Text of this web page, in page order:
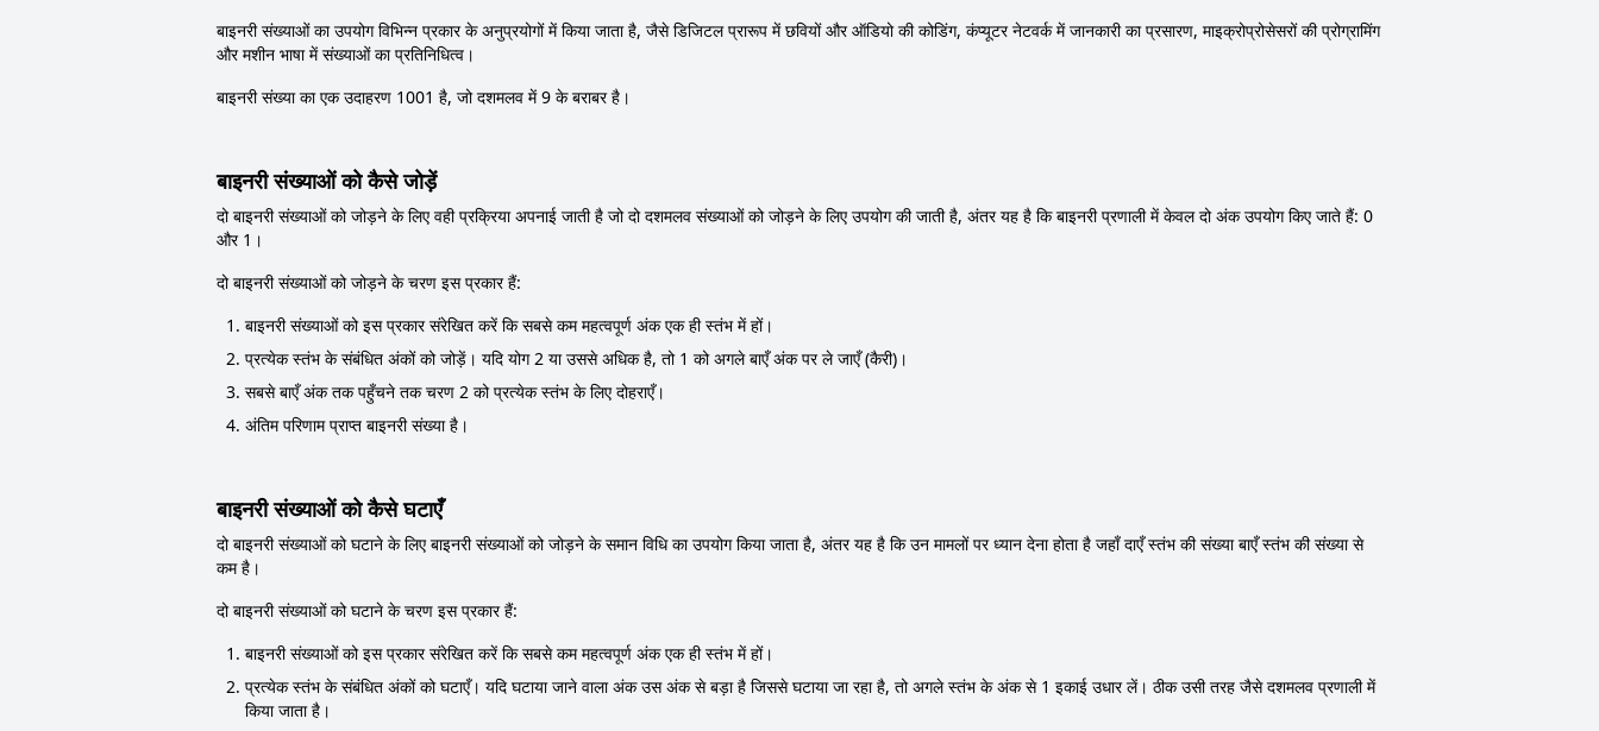
बाइनरी संख्याओं का उपयोग विभिन्न प्रकार के अनुप्रयोगों में किया जाता है, जैसे डिजिटल प्रारूप में छवियों और ऑडियो की कोडिंग, कंप्यूटर नेटवर्क में जानकारी का प्रसारण, माइक्रोप्रोसेसरों की प्रोग्रामिंग
और मशीन भाषा में संख्याओं का प्रतिनिधित्व।
बाइनरी संख्या का एक उदाहरण 1001 है, जो दशमलव में 9 के बराबर है।
बाइनरी संख्याओं को कैसे जोड़ें
दो बाइनरी संख्याओं को जोड़ने के लिए वही प्रक्रिया अपनाई जाती है जो दो दशमलव संख्याओं को जोड़ने के लिए उपयोग की जाती है, अंतर यह है कि बाइनरी प्रणाली में केवल दो अंक उपयोग किए जाते हैं: 0
और 1।
दो बाइनरी संख्याओं को जोड़ने के चरण इस प्रकार हैं:
बाइनरी संख्याओं को इस प्रकार संरेखित करें कि सबसे कम महत्वपूर्ण अंक एक ही स्तंभ में हों।
प्रत्येक स्तंभ के संबंधित अंकों को जोड़ें। यदि योग 2 या उससे अधिक है, तो 1 को अगले बाएँ अंक पर ले जाएँ (कैरी)।
सबसे बाएँ अंक तक पहुँचने तक चरण 2 को प्रत्येक स्तंभ के लिए दोहराएँ।
अंतिम परिणाम प्राप्त बाइनरी संख्या है।
बाइनरी संख्याओं को कैसे घटाएँ
दो बाइनरी संख्याओं को घटाने के लिए बाइनरी संख्याओं को जोड़ने के समान विधि का उपयोग किया जाता है, अंतर यह है कि उन मामलों पर ध्यान देना होता है जहाँ दाएँ स्तंभ की संख्या बाएँ स्तंभ की संख्या से
कम है।
दो बाइनरी संख्याओं को घटाने के चरण इस प्रकार हैं:
बाइनरी संख्याओं को इस प्रकार संरेखित करें कि सबसे कम महत्वपूर्ण अंक एक ही स्तंभ में हों।
प्रत्येक स्तंभ के संबंधित अंकों को घटाएँ। यदि घटाया जाने वाला अंक उस अंक से बड़ा है जिससे घटाया जा रहा है, तो अगले स्तंभ के अंक से 1 इकाई उधार लें। ठीक उसी तरह जैसे दशमलव प्रणाली में
किया जाता है।